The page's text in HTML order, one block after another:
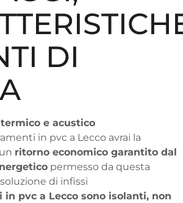
DI
e acustico
in pvc a Lecco avrai la
ritorno economico garantito dal
permesso da questa
di infissi
in pvc a Lecco sono isolanti, non